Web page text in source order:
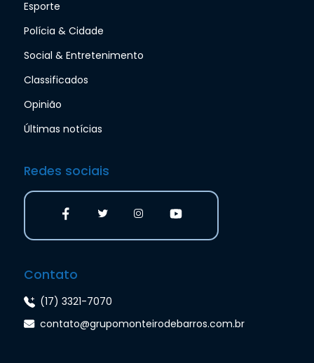
Esporte
Polícia & Cidade
Social & Entretenimento
Classificados
Opinião
Últimas notícias
Redes sociais
Contato
(17) 3321-7070
contato@grupomonteirodebarros.com.br